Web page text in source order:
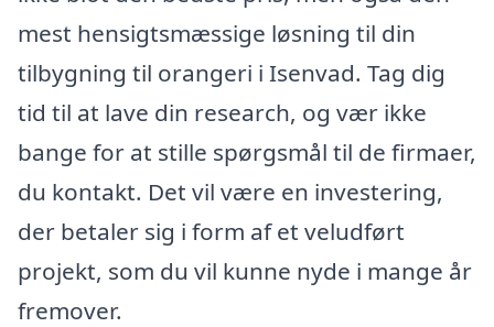
mest hensigtsmæssige løsning til din
tilbygning til orangeri i Isenvad. Tag dig
tid til at lave din research, og vær ikke
bange for at stille spørgsmål til de firmaer,
du kontakt. Det vil være en investering,
der betaler sig i form af et veludført
projekt, som du vil kunne nyde i mange år
fremover.